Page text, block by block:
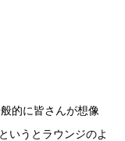
的に皆さんが想像
いうとラウンジのよ